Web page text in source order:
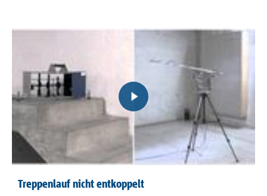
Treppenlauf nicht entkoppelt